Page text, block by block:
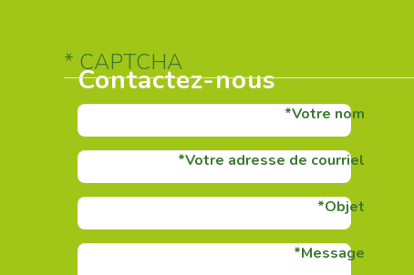
Contactez-nous
Votre nom
Votre adresse de courriel
Objet
Message
CAPTCHA